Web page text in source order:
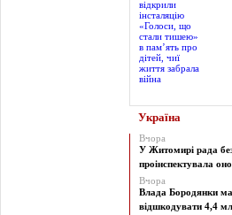
Україна
Вчора
У Житомирі рада
проінспектувала
Вчора
Влада Бородянки
відшкодувати 4,4